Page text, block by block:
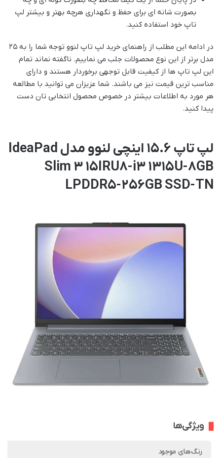
بصورت شانه ای برای حفظ و نگهداری هرچه بهتر و بیشتر لپ
تاپ خود استفاده کنید.
در ادامه این مطلب از راهنمای خرید لپ تاپ لنوو توجه شما را به ۲۵
مدل برتر از این نوع محصولات جلب می نماییم. ناگفته نماند تمام
این لپ تاپ ها از کیفیت قابل توجهی برخوردار هستند و دارای
مناسب ترین قیمت نیز می باشند. شما عزیزان می توانید با مطالعه
هر مورد به اطلاعات بیشتر در خصوص محصول انتخابی تان دست
پیدا کنید.
لپ تاپ 15.6 اینچی لنوو مدل IdeaPad
Slim 3 15IRU8-i3 1315U-8GB
LPDDR5-256GB SSD-TN
ویژگی‌ها
رنگ‌های موجود